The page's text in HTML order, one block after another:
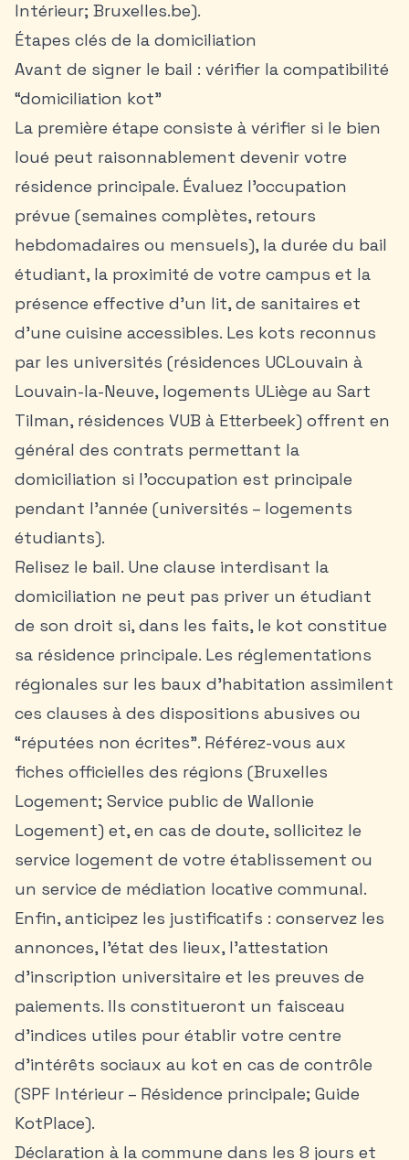
Intérieur; Bruxelles.be).
Étapes clés de la domiciliation
Avant de signer le bail : vérifier la compatibilité
“domiciliation kot”
La première étape consiste à vérifier si le bien
loué peut raisonnablement devenir votre
résidence principale. Évaluez l’occupation
prévue (semaines complètes, retours
hebdomadaires ou mensuels), la durée du bail
étudiant, la proximité de votre campus et la
présence effective d’un lit, de sanitaires et
d’une cuisine accessibles. Les kots reconnus
par les universités (résidences UCLouvain à
Louvain-la-Neuve, logements ULiège au Sart
Tilman, résidences VUB à Etterbeek) offrent en
général des contrats permettant la
domiciliation si l’occupation est principale
pendant l’année (universités – logements
étudiants).
Relisez le bail. Une clause interdisant la
domiciliation ne peut pas priver un étudiant
de son droit si, dans les faits, le kot constitue
sa résidence principale. Les réglementations
régionales sur les baux d’habitation assimilent
ces clauses à des dispositions abusives ou
“réputées non écrites”. Référez-vous aux
fiches officielles des régions (Bruxelles
Logement; Service public de Wallonie
Logement) et, en cas de doute, sollicitez le
service logement de votre établissement ou
un service de médiation locative communal.
Enfin, anticipez les justificatifs : conservez les
annonces, l’état des lieux, l’attestation
d’inscription universitaire et les preuves de
paiements. Ils constitueront un faisceau
d’indices utiles pour établir votre centre
d’intérêts sociaux au kot en cas de contrôle
(SPF Intérieur – Résidence principale; Guide
KotPlace).
Déclaration à la commune dans les 8 jours et